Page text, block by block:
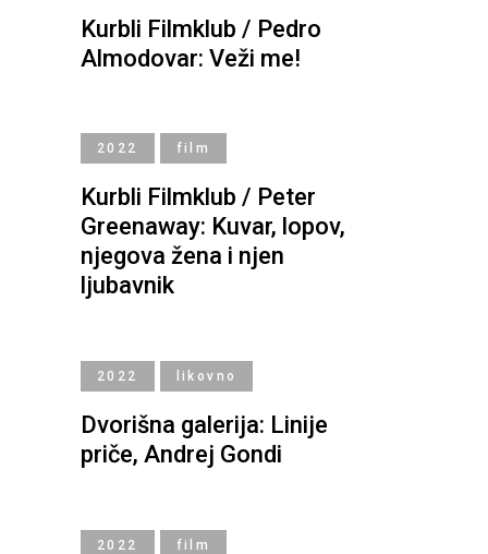
Kurbli Filmklub / Pedro
Almodovar: Veži me!
2022 film
Kurbli Filmklub / Peter
Greenaway: Kuvar, lopov,
njegova žena i njen
ljubavnik
2022 likovno
Dvorišna galerija: Linije
priče, Andrej Gondi
2022 film